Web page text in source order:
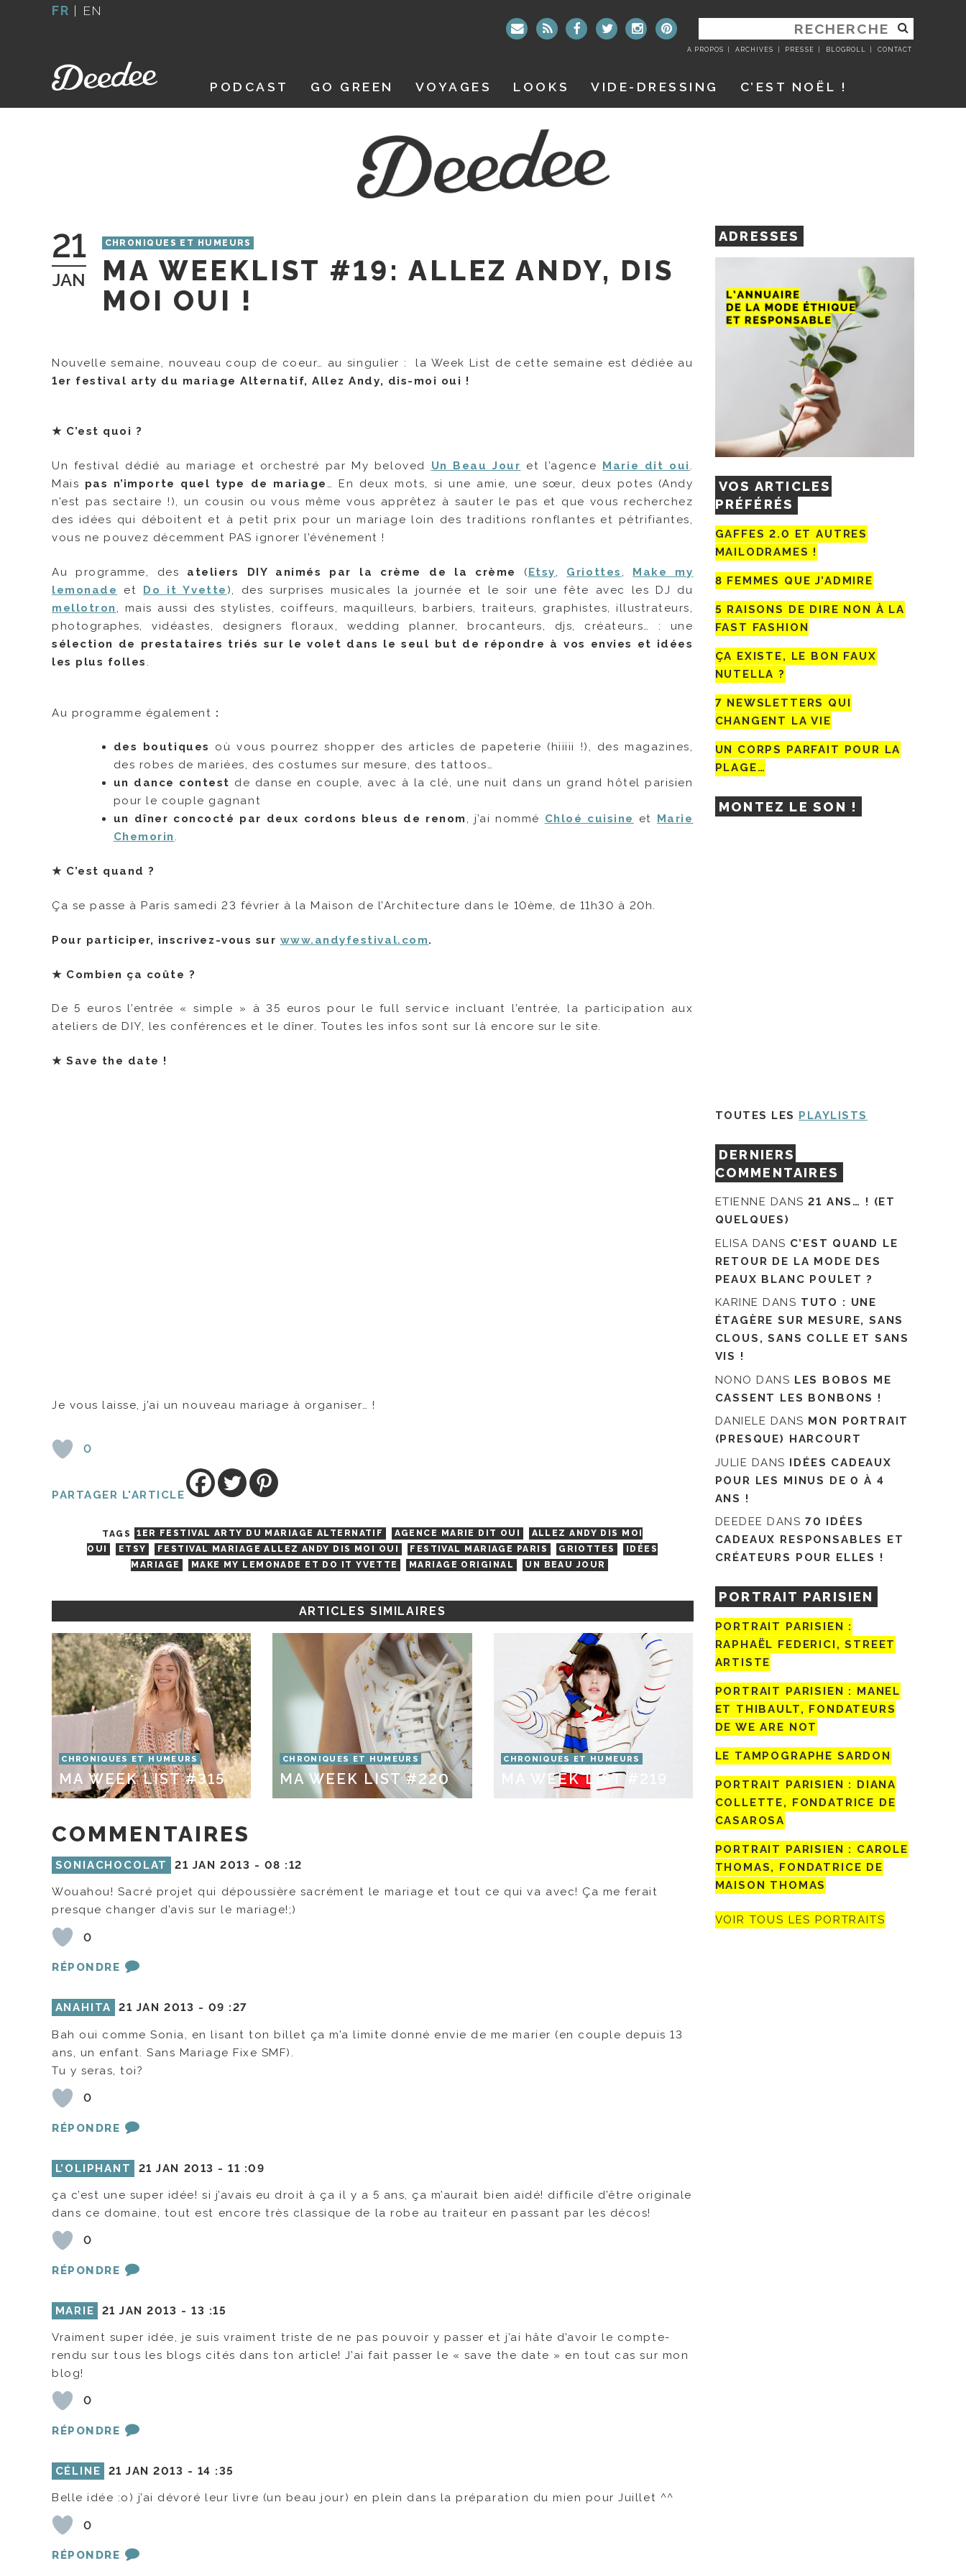
FR | EN
RECHERCHER
:
A PROPOS ARCHIVES PRESSE BLOGROLL CONTACT
PODCAST GO GREEN VOYAGES LOOKS VIDE-DRESSING C’EST NOËL !
21
JAN
CHRONIQUES ET HUMEURS
MA WEEKLIST #19: ALLEZ ANDY, DIS
MOI OUI !
Nouvelle semaine, nouveau coup de coeur… au singulier : la Week List de cette semaine est dédiée au
1er festival arty du mariage Alternatif, Allez Andy, dis-moi oui !
★ C’est quoi ?
Un festival dédié au mariage et orchestré par My beloved Un Beau Jour et l’agence Marie dit oui .
Mais pas n’importe quel type de mariage … En deux mots, si une amie, une sœur, deux potes (Andy
n’est pas sectaire !), un cousin ou vous même vous apprêtez à sauter le pas et que vous recherchez
des idées qui déboitent et à petit prix pour un mariage loin des traditions ronflantes et pétrifiantes,
vous ne pouvez décemment PAS ignorer l’événement !
Au programme, des ateliers DIY animés par la crème de la crème (Etsy, Griottes , Make my
lemonade
et Do it Yvette ), des surprises musicales la journée et le soir une fête avec les DJ du
mellotron , mais aussi des stylistes, coiffeurs, maquilleurs, barbiers, traiteurs, graphistes, illustrateurs,
photographes, vidéastes, designers floraux, wedding planner, brocanteurs, djs, créateurs… : une
sélection de prestataires triés sur le volet dans le seul but de répondre à vos envies et idées
les plus folles .
Au programme également :
des boutiques
où vous pourrez shopper des articles de papeterie (hiiiii !), des magazines,
des robes de mariées, des costumes sur mesure, des tattoos…
un dance contest de danse en couple, avec à la clé, une nuit dans un grand hôtel parisien
pour le couple gagnant
un dîner concocté par deux cordons bleus de renom , j’ai nommé Chloé cuisine et
Marie
Chemorin .
★ C’est quand ?
Ça se passe à Paris samedi 23 février à la Maison de l’Architecture dans le 10ème, de 11h30 à 20h.
Pour participer, inscrivez-vous sur www.andyfestival.com.
★ Combien ça coûte ?
De 5 euros l’entrée « simple » à 35 euros pour le full service incluant l’entrée, la participation aux
ateliers de DIY, les conférences et le dîner. Toutes les infos sont sur là encore sur le site.
★Save the date !
Je vous laisse, j’ai un nouveau mariage à organiser… !
0
PARTAGER L'ARTICLE
TAGS 1ER FESTIVAL ARTY DU MARIAGE ALTERNATIF AGENCE MARIE DIT OUI
ALLEZ ANDY DIS MOI
OUI
ETSY FESTIVAL MARIAGE ALLEZ ANDY DIS MOI OUI FESTIVAL MARIAGE PARIS GRIOTTES
IDÉES
MARIAGE
MAKE MY LEMONADE ET DO IT YVETTE MARIAGE ORIGINAL UN BEAU JOUR
ARTICLES SIMILAIRES
CHRONIQUES ET HUMEURS
MA WEEK LIST #315
CHRONIQUES ET HUMEURS
MA WEEK LIST #220
CHRONIQUES ET HUMEURS
MA WEEK LIST #219
COMMENTAIRES
SONIACHOCOLAT 21 JAN 2013 - 08 :12
Wouahou! Sacré projet qui dépoussière sacrément le mariage et tout ce qui va avec! Ça me ferait
presque changer d’avis sur le mariage!;)
0
RÉPONDRE
ANAHITA 21 JAN 2013 - 09 :27
Bah oui comme Sonia, en lisant ton billet ça m’a limite donné envie de me marier (en couple depuis 13
ans, un enfant. Sans Mariage Fixe SMF).
Tu y seras, toi?
0
RÉPONDRE
L’OLIPHANT 21 JAN 2013 -11 :09
ça c’est une super idée! si j’avais eu droit à ça il y a 5 ans, ça m’aurait bien aidé! difficile d’être originale
dans ce domaine, tout est encore très classique de la robe au traiteur en passant par les décos!
0
RÉPONDRE
MARIE 21 JAN 2013 -13 :15
Vraiment super idée, je suis vraiment triste de ne pas pouvoir y passer et j’ai hâte d’avoir le compte-
rendu sur tous les blogs cités dans ton article! J’ai fait passer le « save the date » en tout cas sur mon
blog!
0
RÉPONDRE
CÉLINE 21 JAN 2013 - 14 :35
Belle idée :o) j’ai dévoré leur livre (un beau jour) en plein dans la préparation du mien pour Juillet ^^
0
RÉPONDRE
ADRESSES
VOS ARTICLES
PRÉFÉRÉS
GAFFES 2.0 ET AUTRES
MAILODRAMES !
8 FEMMES QUE J’ADMIRE
5 RAISONS DE DIRE NON À LA
FAST FASHION
ÇA EXISTE, LE BON FAUX
NUTELLA ?
7 NEWSLETTERS QUI
CHANGENT LA VIE
UN CORPS PARFAIT POUR LA
PLAGE…
MONTEZ LE SON !
TOUTES LES PLAYLISTS
DERNIERS
COMMENTAIRES
ETIENNE DANS21 ANS… ! (ET
QUELQUES)
ELISA DANS C’EST QUAND LE
RETOUR DE LA MODE DES
PEAUX BLANC POULET ?
KARINE DANS TUTO : UNE
ÉTAGÈRE SUR MESURE, SANS
CLOUS, SANS COLLE ET SANS
VIS !
NONO DANS LES BOBOS ME
CASSENT LES BONBONS !
DANIELE DANS MON PORTRAIT
(PRESQUE) HARCOURT
JULIE DANS IDÉES CADEAUX
POUR LES MINUS DE 0 À 4
ANS !
DEEDEE DANS 70 IDÉES
CADEAUX RESPONSABLES ET
CRÉATEURS POUR ELLES !
PORTRAIT PARISIEN
PORTRAIT PARISIEN :
RAPHAËL FEDERICI, STREET
ARTISTE
PORTRAIT PARISIEN : MANEL
ET THIBAULT, FONDATEURS
DE WE ARE NOT
LE TAMPOGRAPHE SARDON
PORTRAIT PARISIEN : DIANA
COLLETTE, FONDATRICE DE
CASAROSA
PORTRAIT PARISIEN : CAROLE
THOMAS, FONDATRICE DE
MAISON THOMAS
VOIR TOUS LES PORTRAITS